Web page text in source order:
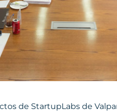
de StartupLabs de